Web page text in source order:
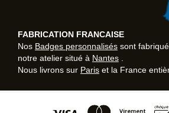
FABRICATION FRANCAISE
Nos Badges personnalisés sont
notre atelier situé à Nantes
Nous livrons sur Paris et la France